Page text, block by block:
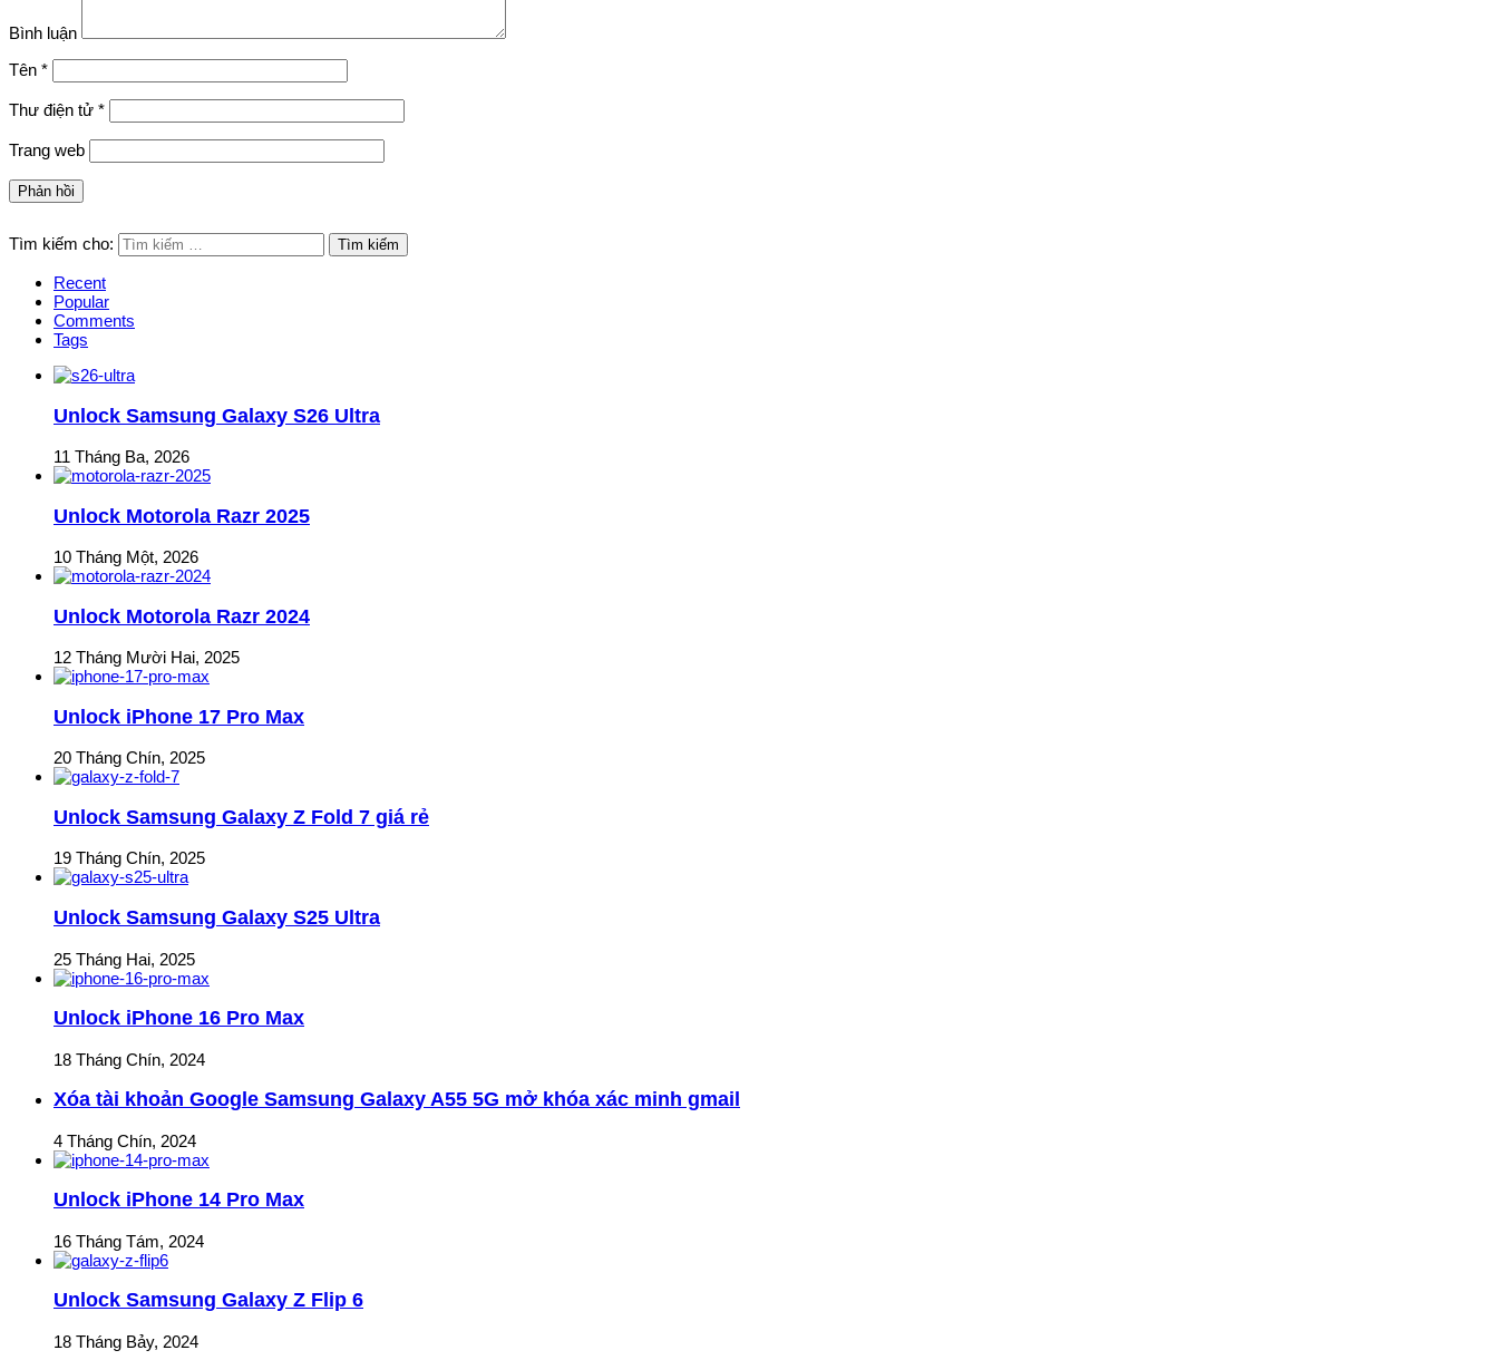
Bình luận
Tên *
Thư điện tử *
Trang web
Tìm kiếm cho:
Recent
Popular
Comments
Tags
Unlock Samsung Galaxy S26 Ultra
11 Tháng Ba, 2026
Unlock Motorola Razr 2025
10 Tháng Một, 2026
Unlock Motorola Razr 2024
12 Tháng Mười Hai, 2025
Unlock iPhone 17 Pro Max
20 Tháng Chín, 2025
Unlock Samsung Galaxy Z Fold 7 giá rẻ
19 Tháng Chín, 2025
Unlock Samsung Galaxy S25 Ultra
25 Tháng Hai, 2025
Unlock iPhone 16 Pro Max
18 Tháng Chín, 2024
Xóa tài khoản Google Samsung Galaxy A55 5G mở khóa xác minh gmail
4 Tháng Chín, 2024
Unlock iPhone 14 Pro Max
16 Tháng Tám, 2024
Unlock Samsung Galaxy Z Flip 6
18 Tháng Bảy, 2024